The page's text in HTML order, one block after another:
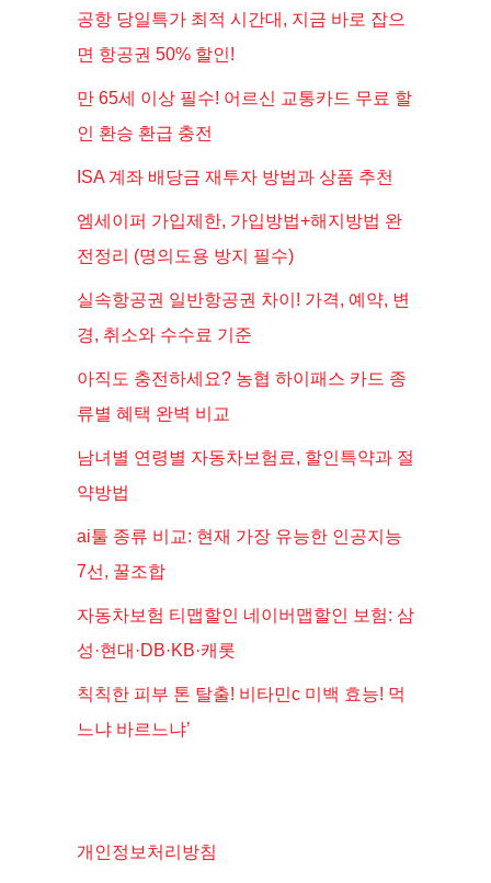
공항 당일특가 최적 시간대, 지금 바로 잡으
면 항공권 50% 할인!
만 65세 이상 필수! 어르신 교통카드 무료 할
인 환승 환급 충전
ISA 계좌 배당금 재투자 방법과 상품 추천
엠세이퍼 가입제한, 가입방법+해지방법 완
전정리 (명의도용 방지 필수)
실속항공권 일반항공권 차이! 가격, 예약, 변
경, 취소와 수수료 기준
아직도 충전하세요? 농협 하이패스 카드 종
류별 혜택 완벽 비교
남녀별 연령별 자동차보험료, 할인특약과 절
약방법
ai툴 종류 비교: 현재 가장 유능한 인공지능
7선, 꿀조합
자동차보험 티맵할인 네이버맵할인 보험: 삼
성·현대·DB·KB·캐롯
칙칙한 피부 톤 탈출! 비타민c 미백 효능! 먹
느냐 바르느냐’
개인정보처리방침